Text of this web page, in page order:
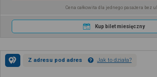
Cena całkowita dla jednego pasażera bez
Kup bilet miesięczny
Z adresu pod adres Jak to działa?